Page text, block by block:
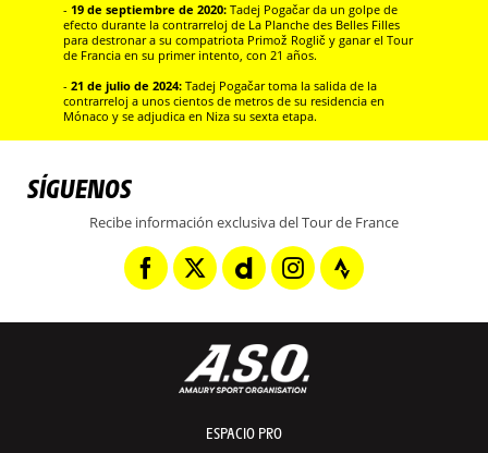
- 19 de septiembre de 2020: Tadej Pogačar da un golpe de
efecto durante la contrarreloj de La Planche des Belles Filles
para destronar a su compatriota Primož Roglič y ganar el Tour
de Francia en su primer intento, con 21 años.
- 21 de julio de 2024: Tadej Pogačar toma la salida de la
contrarreloj a unos cientos de metros de su residencia en
Mónaco y se adjudica en Niza su sexta etapa.
SÍGUENOS
Recibe información exclusiva del Tour de France
ESPACIO PRO